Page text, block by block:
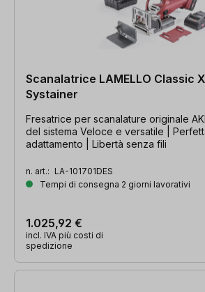
Scanalatrice LAMELLO Classic
Systainer
Fresatrice per scanalature originale
del sistema Veloce e versatile |
adattamento | Libertà senza fili
n. art.: LA-101701DES
Tempi di consegna 2 giorni lavorativi
1.025,92 €
incl. IVA più costi di
spedizione